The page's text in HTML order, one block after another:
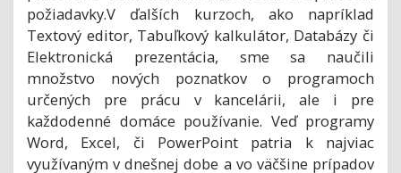
požiadavky.V ďalších kurzoch, ako napríklad
Textový editor, Tabuľkový kalkulátor, Databázy či
Elektronická prezentácia, sme sa naučili
množstvo nových poznatkov o programoch
určených pre prácu v kancelárii, ale i pre
každodenné domáce používanie. Veď programy
Word, Excel, či PowerPoint patria k najviac
využívaným v dnešnej dobe a vo väčšine prípadov